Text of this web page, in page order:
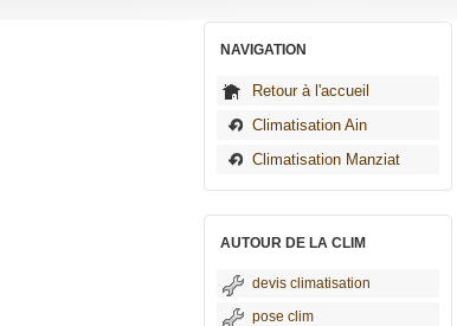
NAVIGATION
Retour à l'accueil
Climatisation Ain
Climatisation Manziat
AUTOUR DE LA CLIM
devis climatisation
pose clim